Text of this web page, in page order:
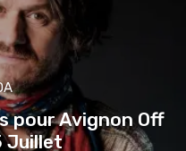
pour Avignon Off
Juillet